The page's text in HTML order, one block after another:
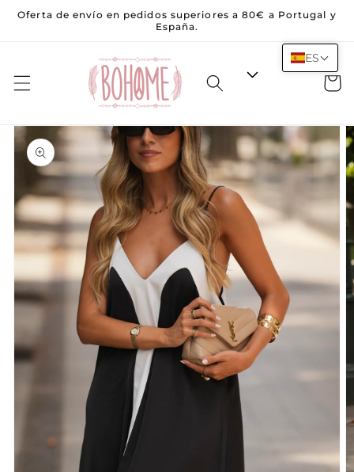
Saltar al
Oferta de envío en pedidos superiores a 80€ a Portugal y
España.
Carrito
información
del
producto
Abrir
ES